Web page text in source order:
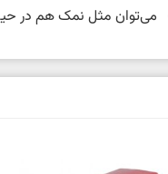
می‌توان مثل نمک هم در